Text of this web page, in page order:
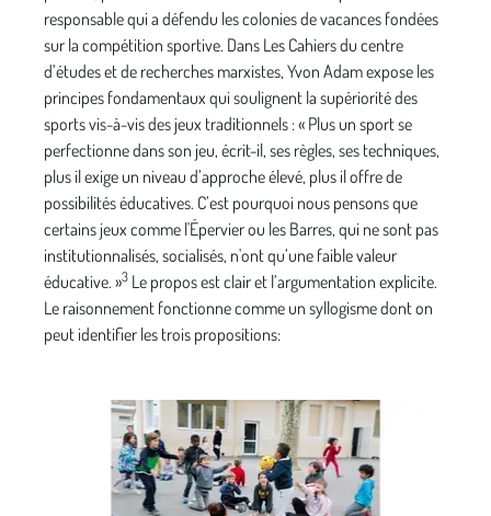
responsable qui a défendu les colonies de vacances fondées
sur la compétition sportive. Dans Les Cahiers du centre
d’études et de recherches marxistes, Yvon Adam expose les
principes fondamentaux qui soulignent la supériorité des
sports vis-à-vis des jeux traditionnels : « Plus un sport se
perfectionne dans son jeu, écrit-il, ses règles, ses techniques,
plus il exige un niveau d’approche élevé, plus il offre de
possibilités éducatives. C’est pourquoi nous pensons que
certains jeux comme l'Épervier ou les Barres, qui ne sont pas
institutionnalisés, socialisés, n'ont qu’une faible valeur
éducative. »3 Le propos est clair et l’argumentation explicite.
Le raisonnement fonctionne comme un syllogisme dont on
peut identifier les trois propositions: